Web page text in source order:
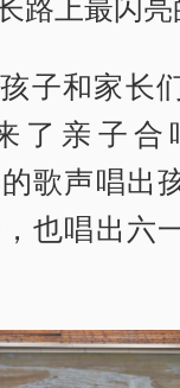
子和家长
了亲子合
歌声唱出
也唱出六